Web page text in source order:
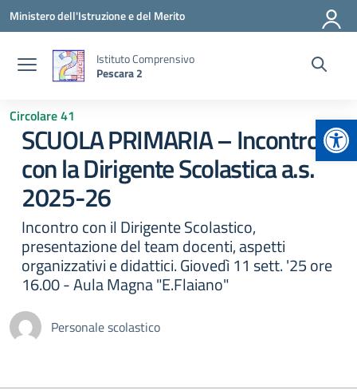
Vai ai contenuti
Vai al menu di navigazione
Vai al footer
Ministero dell'Istruzione e del Merito
Istituto Comprensivo
Pescara 2
Circolare 41
SCUOLA PRIMARIA – Incontro
con la Dirigente Scolastica a.s.
2025-26
Incontro con il Dirigente Scolastico,
presentazione del team docenti, aspetti
organizzativi e didattici. Giovedì 11 sett. '25 ore
16.00 - Aula Magna "E.Flaiano"
Personale scolastico